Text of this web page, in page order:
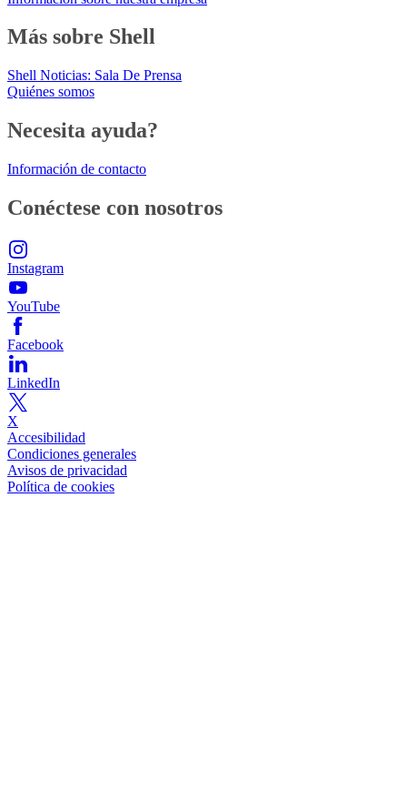
Más sobre Shell
Shell Noticias: Sala De Prensa
Quiénes somos
Necesita ayuda?
Información de contacto
Conéctese con nosotros
Instagram
YouTube
Facebook
LinkedIn
X
Accesibilidad
Condiciones generales
Avisos de privacidad
Política de cookies